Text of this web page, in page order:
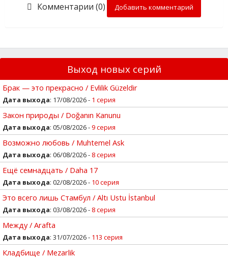
Комментарии (0) Добавить комментарий
Выход новых серий
Брак — это прекрасно / Evlilik Güzeldir
Дата выхода: 17/08/2026 - 1 серия
Закон природы / Doğanın Kanunu
Дата выхода: 05/08/2026 -9 серия
Возможно любовь / Muhtemel Ask
Дата выхода: 06/08/2026 - 8 серия
Ещё семнадцать / Daha 17
Дата выхода: 02/08/2026 - 10 серия
Это всего лишь Стамбул / Altı Ustu İstanbul
Дата выхода: 03/08/2026 - 8 серия
Между / Arafta
Дата выхода: 31/07/2026 - 113 серия
Кладбище / Mezarlik